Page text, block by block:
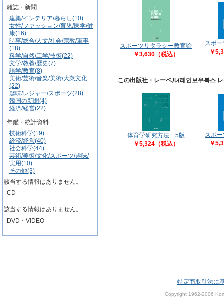
雑誌・新聞
建築/インテリア/暮らし(10)
女性/ファッション/育児/医学/健
康(16)
時事/総合/人文/社会/宗教/軍事
(18)
科学/自然/工学/技術(22)
文学/教養/歴史(7)
語学/教育(8)
美術/芸術/音楽/美術/大衆文化
(22)
趣味/レジャー/スポーツ(28)
韓国の新聞(4)
経済/経営(22)
年鑑・統計資料
技術科学(19)
経済/経営(40)
社会科学(44)
芸術/美術/文化/スポーツ/趣味/
実用(10)
その他(3)
該当する情報はありません。
CD
該当する情報はありません。
DVD・VIDEO
スポーツリタラシー教育論
￥3,630（税込）
スポ
￥
この出版社・レーベル(레인보우북스
体育学研究方法 5版
￥5,324（税込）
スポ
￥
特定商取引法に
Copyright 1962-2006